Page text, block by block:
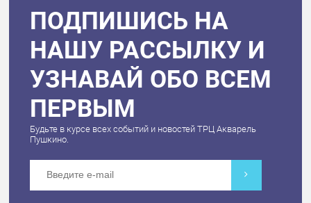
ПОДПИШИСЬ НА
НАШУ РАССЫЛКУ И
УЗНАВАЙ ОБО ВСЕМ
ПЕРВЫМ
Будьте в курсе всех событий и новостей ТРЦ Акварель
Пушкино.